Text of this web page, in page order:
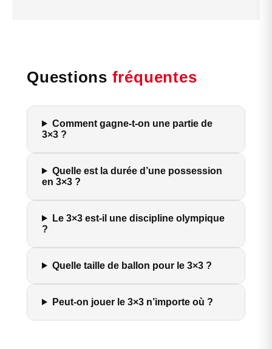
Questions fréquentes
Comment gagne-t-on une partie de
3×3 ?
Quelle est la durée d’une possession
en 3×3 ?
Le 3×3 est-il une discipline olympique
?
Quelle taille de ballon pour le 3×3 ?
Peut-on jouer le 3×3 n’importe où ?